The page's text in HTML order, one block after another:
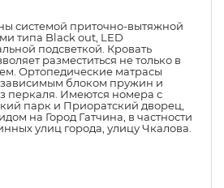
системой приточно-вытяжной
типа Black out, LED
подсветкой. Кровать
разместиться не только в
Ортопедические матрасы
блоком пружин и
перкаля. Имеются номера с
парк и Приоратский дворец,
на Город Гатчина, в частности
улиц города, улицу Чкалова.